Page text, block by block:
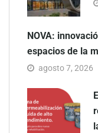
NOVA:
espacios de la
agosto 7, 2026